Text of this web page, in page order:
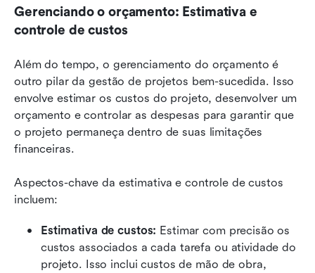
Gerenciando o orçamento: Estimativa e
controle de custos
Além do tempo, o gerenciamento do orçamento é
outro pilar da gestão de projetos bem-sucedida. Isso
envolve estimar os custos do projeto, desenvolver um
orçamento e controlar as despesas para garantir que
o projeto permaneça dentro de suas limitações
financeiras.
Aspectos-chave da estimativa e controle de custos
incluem:
Estimativa de custos: Estimar com precisão os
custos associados a cada tarefa ou atividade do
projeto. Isso inclui custos de mão de obra,